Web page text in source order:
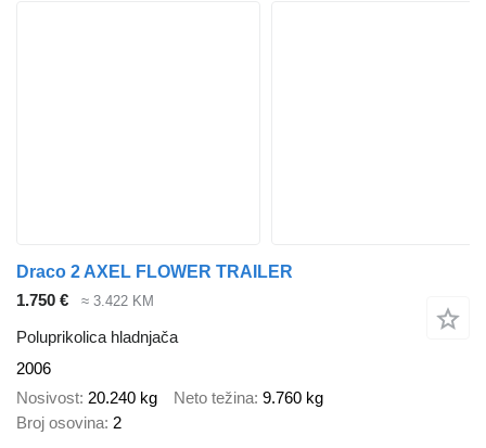
Draco 2 AXEL FLOWER TRAILER
1.750 €
≈ 3.422 KM
Poluprikolica hladnjača
2006
Nosivost 20.240 kg Neto težina 9.760 kg
Broj osovina 2